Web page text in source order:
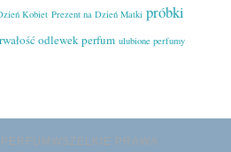
Kobiet Prezent na Dzień Matki próbki
odlewek perfum ulubione perfumy
PRAWA